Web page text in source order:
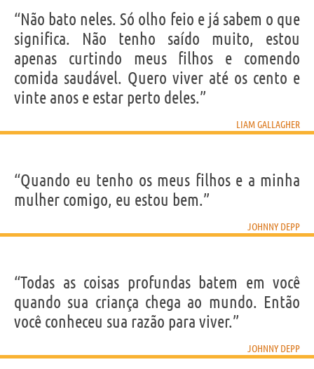
“Não bato neles. Só olho feio e já sabem o que
significa. Não tenho saído muito, estou
apenas curtindo meus filhos e comendo
comida saudável. Quero viver até os cento e
vinte anos e estar perto deles.”
LIAM GALLAGHER
“Quando eu tenho os meus filhos e a minha
mulher comigo, eu estou bem.”
JOHNNY DEPP
“Todas as coisas profundas batem em você
quando sua criança chega ao mundo. Então
você conheceu sua razão para viver.”
JOHNNY DEPP